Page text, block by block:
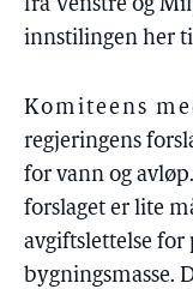
fra Venstre og
innstilingen her
Komiteens
regjeringens
for vann og avløp.
forslaget er lite
avgiftslettelse for
bygningsmasse.